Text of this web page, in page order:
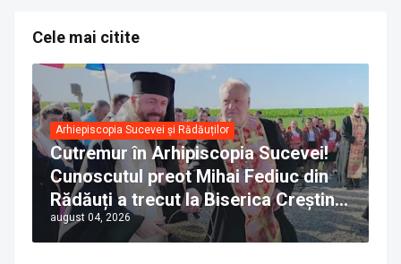
Cele mai citite
Arhiepiscopia Sucevei și Rădăuților
Cutremur în Arhipiscopia Sucevei!
Cunoscutul preot Mihai Fediuc din
Rădăuți a trecut la Biserica Creștină
Ortodoxă Valahă. ÎPS Calinic anunță
că îi pregătește judecata canonică
august 04, 2026